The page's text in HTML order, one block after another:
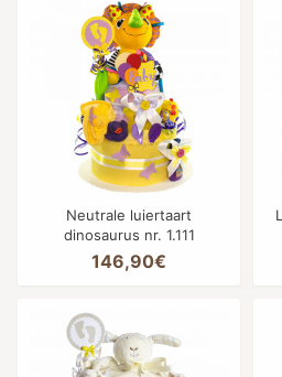
Neutrale luiertaart
dinosaurus nr. 1.111
146,90€